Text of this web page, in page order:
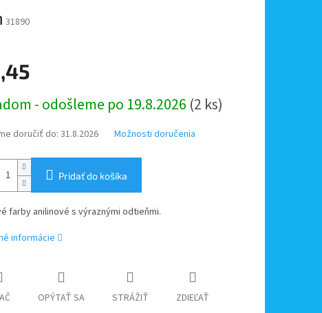
31890
- odošleme po 19.8.2026 (2 ks)
doručiť do: 31.8.2026 Možnosti doručenia
Pridať do košíka
farby anilinové s výraznými odtieňmi.
informácie
OPÝTAŤ SA STRÁŽIŤ ZDIEĽAŤ